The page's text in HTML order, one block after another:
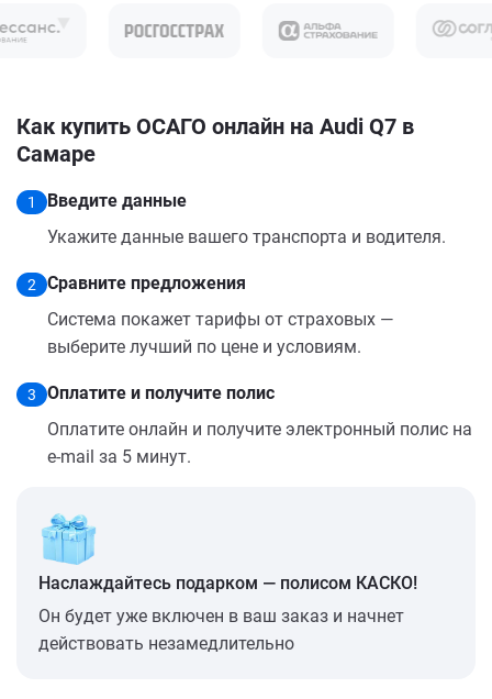
Как купить ОСАГО онлайн на Audi Q7 в
Самаре
1
Введите данные
Укажите данные вашего транспорта и водителя.
2
Сравните предложения
Система покажет тарифы от страховых —
выберите лучший по цене и условиям.
3
Оплатите и получите полис
Оплатите онлайн и получите электронный полис на
e-mail за 5 минут.
Наслаждайтесь подарком — полисом КАСКО!
Он будет уже включен в ваш заказ и начнет
действовать незамедлительно